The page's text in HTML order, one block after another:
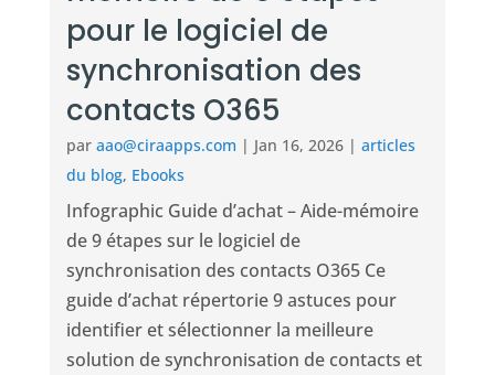
pour le logiciel de
synchronisation des
contacts O365
par aao@ciraapps.com | Jan 16, 2026| articles
du blog, Ebooks
Infographic Guide d’achat – Aide-mémoire
de 9 étapes sur le logiciel de
synchronisation des contacts O365 Ce
guide d’achat répertorie 9 astuces pour
identifier et sélectionner la meilleure
solution de synchronisation de contacts et